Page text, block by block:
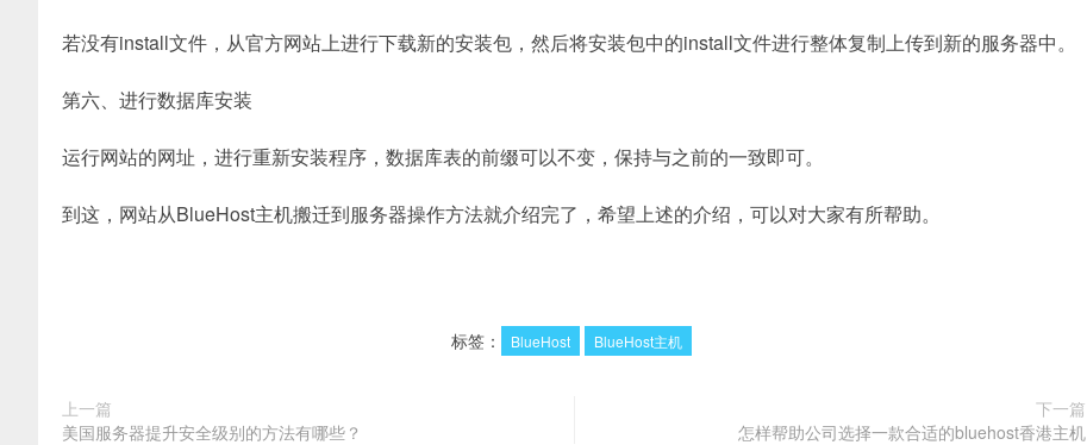
若没有install文件，从官方网站上进行下载新的安装包，然后将安装包中的install文件进行整体复制上传到新的服务器中。
第六、进行数据库安装
运行网站的网址，进行重新安装程序，数据库表的前缀可以不变，保持与之前的一致即可。
到这，网站从BlueHost主机搬迁到服务器操作方法就介绍完了，希望上述的介绍，可以对大家有所帮助。
标签： BlueHost BlueHost主机
上一篇
美国服务器提升安全级别的方法有哪些？
下一篇
怎样帮助公司选择一款合适的bluehost香港主机